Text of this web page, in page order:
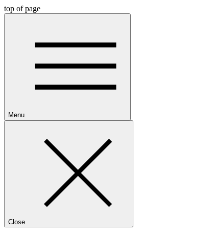
top of page
Menu
Close